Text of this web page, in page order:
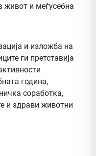
и изложба на
ги претставија
година,
соработка,
и здрави животни